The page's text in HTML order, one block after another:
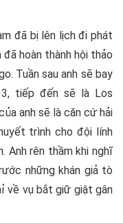
đã bị lên lịch đi phát
hoàn thành hội thảo
Tuần sau anh sẽ bay
tiếp đến sẽ là Los
anh sẽ là căn cứ hải
trình cho đội lính
Anh rên thầm khi nghĩ
những khán giả tò
về vụ bắt giữ giật gân